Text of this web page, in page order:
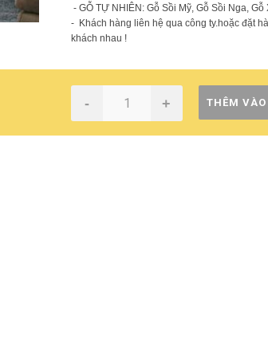
- GỖ TỰ NHIÊN: Gỗ Sồi Mỹ, Gỗ Sồi Nga,
- Khách hàng liên hệ qua công ty.hoặc đặt
khách nhau !
- + THÊM VÀO